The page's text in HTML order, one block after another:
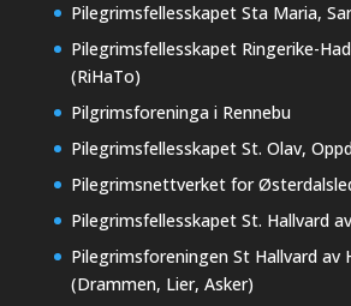
Pilegrimsfellesskapet Sta Maria,
Pilegrimsfellesskapet Ringerike-
(RiHaTo)
Pilgrimsforeninga i Rennebu
Pilegrimsfellesskapet St. Olav,
Pilegrimsnettverket for
Pilegrimsfellesskapet St. Hallvard
Pilegrimsforeningen St Hallvard av
(Drammen, Lier, Asker)